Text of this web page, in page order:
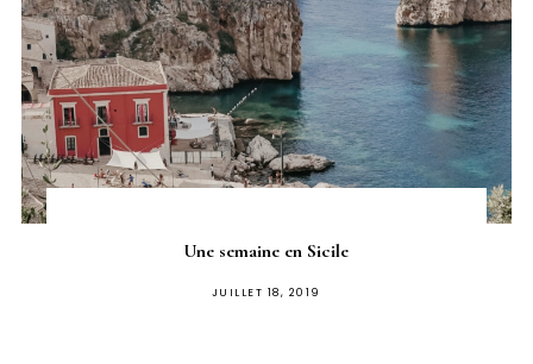
Une semaine en Sicile
PUBLIÉ
JUILLET 18, 2019